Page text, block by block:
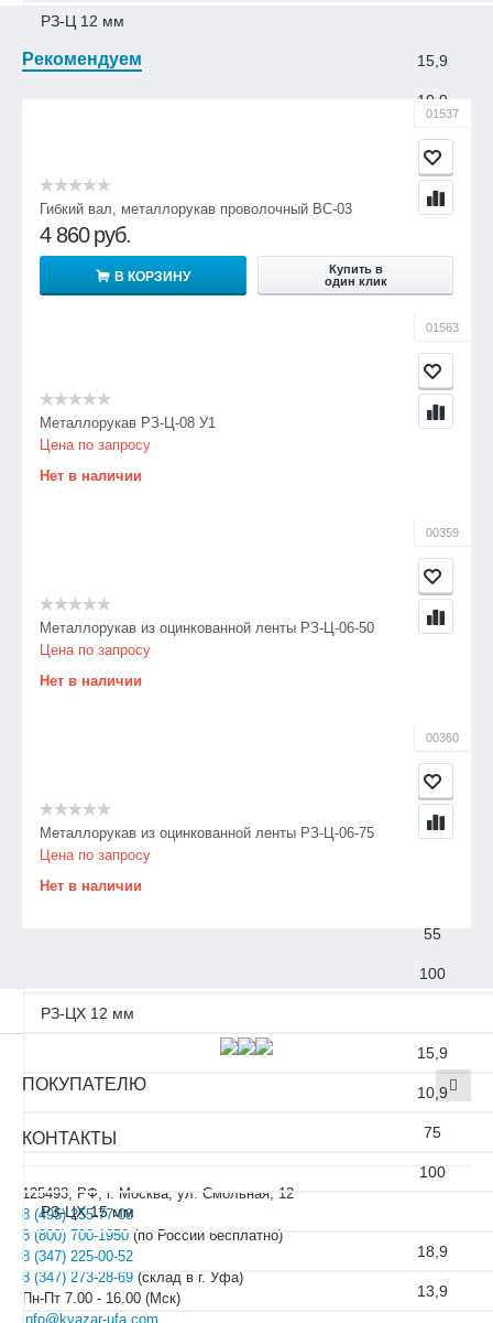
РЗ-Ц 12 мм
15,9
10,9
75
100±2%
РЗ-Ц 15 мм
18,9
13,9
100±2%
РЗ-ЦХ 6 мм
35
100
РЗ-ЦХ 8 мм
40
100
РЗ-ЦХ 10 мм
55
100
РЗ-ЦХ 12 мм
15,9
10,9
75
100
РЗ-ЦХ 15 мм
18,9
13,9
Рекомендуем
01537
Гибкий вал, металлорукав проволочный ВС-03
4 860 руб.
В КОРЗИНУ
Купить в
один клик
01563
Металлорукав РЗ-Ц-08 У1
Цена по запросу
Нет в наличии
00359
Металлорукав из оцинкованной ленты РЗ-Ц-06-50
Цена по запросу
Нет в наличии
00360
Металлорукав из оцинкованной ленты РЗ-Ц-06-75
Цена по запросу
Нет в наличии
ПОКУПАТЕЛЮ
КОНТАКТЫ
125493, РФ, г. Москва, ул. Смольная, 12
8 (495) 255-77-08
8 (800) 700-1950 (по России бесплатно)
8 (347) 225-00-52
8 (347) 273-28-69 (склад в г. Уфа)
Пн-Пт 7.00 - 16.00 (Мск)
info@kvazar-ufa.com